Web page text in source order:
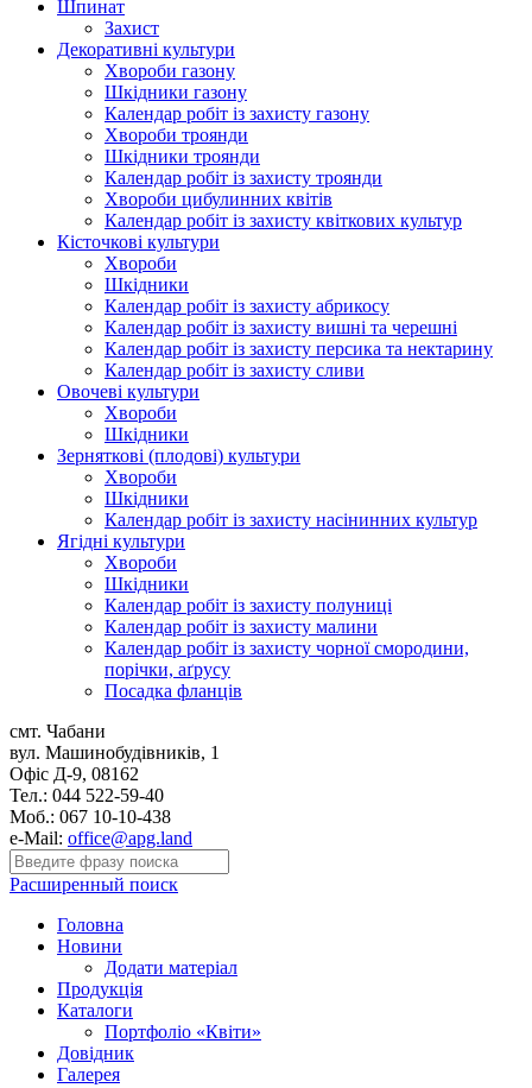
Шпинат
Захист
Декоративні культури
Хвороби газону
Шкідники газону
Календар робіт із захисту газону
Хвороби троянди
Шкідники троянди
Календар робіт із захисту троянди
Хвороби цибулинних квітів
Календар робіт із захисту квіткових культур
Кісточкові культури
Хвороби
Шкідники
Календар робіт із захисту абрикосу
Календар робіт із захисту вишні та черешні
Календар робіт із захисту персика та нектарину
Календар робіт із захисту сливи
Овочеві культури
Хвороби
Шкідники
Зерняткові (плодові) культури
Хвороби
Шкідники
Календар робіт із захисту насінинних культур
Ягідні культури
Хвороби
Шкідники
Календар робіт із захисту полуниці
Календар робіт із захисту малини
Календар робіт із захисту чорної смородини,
порічки, аґрусу
Посадка фланців
смт. Чабани
вул. Машинобудівників, 1
Офіс Д-9, 08162
Тел.: 044 522-59-40
Моб.: 067 10-10-438
e-Mail: office@apg.land
Расширенный поиск
Головна
Новини
Додати матеріал
Продукція
Каталоги
Портфоліо «Квіти»
Довідник
Галерея